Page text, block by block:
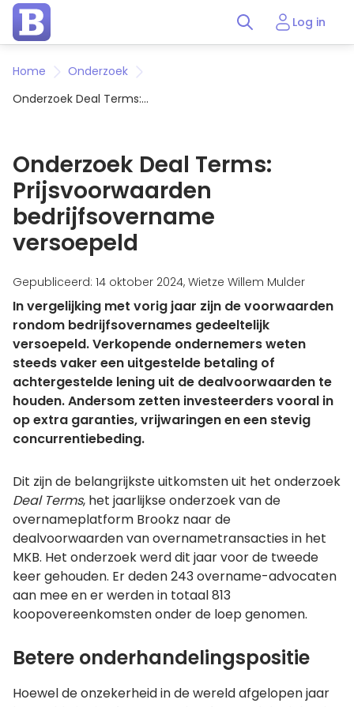
Log in
Home
Onderzoek
Onderzoek Deal Terms:
Onderzoek Deal Terms:
Prijsvoorwaarden
bedrijfsovername
versoepeld
Gepubliceerd: 14 oktober 2024, Wietze Willem Mulder
In vergelijking met vorig jaar zijn de voorwaarden
rondom bedrijfsovernames gedeeltelijk
versoepeld. Verkopende ondernemers weten
steeds vaker een uitgestelde betaling of
achtergestelde lening uit de dealvoorwaarden te
houden. Andersom zetten investeerders vooral in
op extra garanties, vrijwaringen en een stevig
concurrentiebeding.
Dit zijn de belangrijkste uitkomsten uit het onderzoek
Deal Terms, het jaarlijkse onderzoek van de
overnameplatform Brookz naar de
dealvoorwaarden van overnametransacties in het
MKB. Het onderzoek werd dit jaar voor de tweede
keer gehouden. Er deden 243 overname-advocaten
aan mee en er werden in totaal 813
koopovereenkomsten onder de loep genomen.
Betere onderhandelingspositie
Hoewel de onzekerheid in de wereld afgelopen jaar